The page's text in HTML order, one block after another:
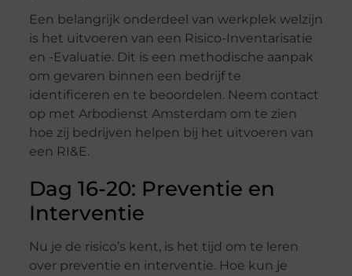
Een belangrijk onderdeel van werkplek welzijn
is het uitvoeren van een Risico-Inventarisatie
en -Evaluatie. Dit is een methodische aanpak
om gevaren binnen een bedrijf te
identificeren en te beoordelen. Neem contact
op met Arbodienst Amsterdam om te zien
hoe zij bedrijven helpen bij het uitvoeren van
een RI&E.
Dag 16-20: Preventie en
Interventie
Nu je de risico’s kent, is het tijd om te leren
over preventie en interventie. Hoe kun je